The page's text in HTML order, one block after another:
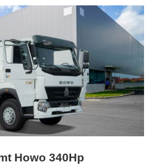
Howo 340Hp